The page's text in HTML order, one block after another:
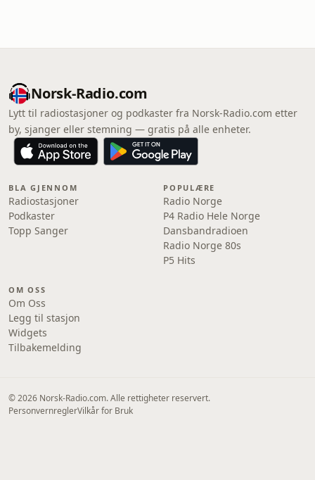
Norsk-Radio.com
Lytt til radiostasjoner og podkaster fra Norsk-Radio.com etter
by, sjanger eller stemning — gratis på alle enheter.
BLA GJENNOM
Radiostasjoner
Podkaster
Topp Sanger
POPULÆRE
Radio Norge
P4 Radio Hele Norge
Dansbandradioen
Radio Norge 80s
P5 Hits
OM OSS
Om Oss
Legg til stasjon
Widgets
Tilbakemelding
© 2026 Norsk-Radio.com. Alle rettigheter reservert.
PersonvernreglerVilkår for Bruk